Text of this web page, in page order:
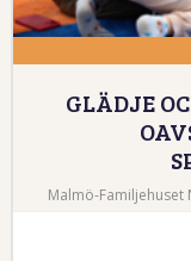
GLÄDJE
Malmö-Familjehuset